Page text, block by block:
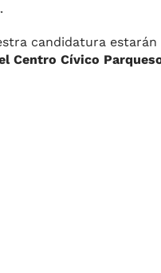
.
candidatura estarán
Centro Cívico